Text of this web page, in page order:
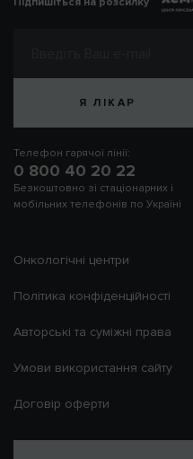
Я ЛІКАР
Телефон гарячої лінії:
0 800 40 20 22
Безкоштовно зі стаціонарних і
мобільних телефонів по Україні
Онкологічні центри
Політика конфіденційності
Авторські та суміжні права
Умови використання сайту
Договір оферти